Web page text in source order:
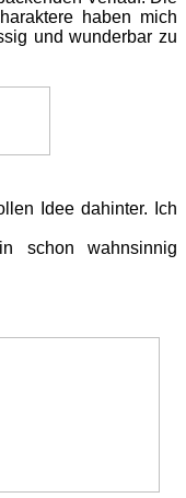
haben mich
und wunderbar zu
Idee dahinter. Ich
schon wahnsinnig